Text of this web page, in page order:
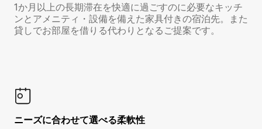
1か月以上の長期滞在を快適に過ごすのに必要なキッチ
ンとアメニティ・設備を備えた家具付きの宿泊先。また
貸しでお部屋を借りる代わりとなるご提案です。
ニーズに合わせて選べる柔軟性